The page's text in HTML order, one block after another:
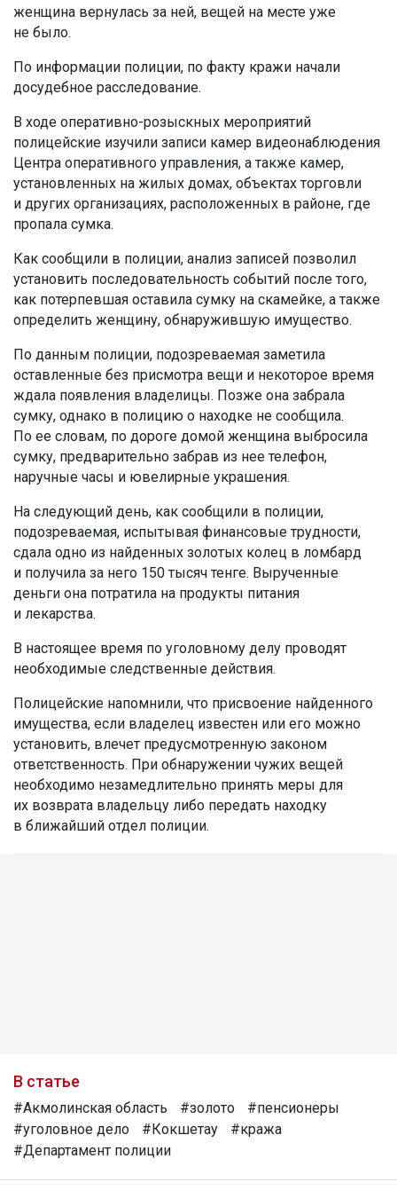
женщина вернулась за ней, вещей на месте уже
не было.
По информации полиции, по факту кражи начали
досудебное расследование.
В ходе оперативно-розыскных мероприятий
полицейские изучили записи камер видеонаблюдения
Центра оперативного управления, а также камер,
установленных на жилых домах, объектах торговли
и других организациях, расположенных в районе, где
пропала сумка.
Как сообщили в полиции, анализ записей позволил
установить последовательность событий после того,
как потерпевшая оставила сумку на скамейке, а также
определить женщину, обнаружившую имущество.
По данным полиции, подозреваемая заметила
оставленные без присмотра вещи и некоторое время
ждала появления владелицы. Позже она забрала
сумку, однако в полицию о находке не сообщила.
По ее словам, по дороге домой женщина выбросила
сумку, предварительно забрав из нее телефон,
наручные часы и ювелирные украшения.
На следующий день, как сообщили в полиции,
подозреваемая, испытывая финансовые трудности,
сдала одно из найденных золотых колец в ломбард
и получила за него 150 тысяч тенге. Вырученные
деньги она потратила на продукты питания
и лекарства.
В настоящее время по уголовному делу проводят
необходимые следственные действия.
Полицейские напомнили, что присвоение найденного
имущества, если владелец известен или его можно
установить, влечет предусмотренную законом
ответственность. При обнаружении чужих вещей
необходимо незамедлительно принять меры для
их возврата владельцу либо передать находку
в ближайший отдел полиции.
В статье
#Акмолинская область #золото
#пенсионеры
#уголовное дело
#Кокшетау
#кража
#Департамент полиции